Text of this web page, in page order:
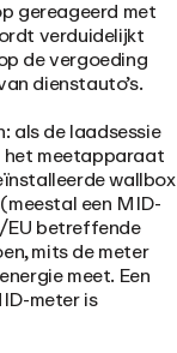
gereageerd met
verduidelijkt
de vergoeding
dienstauto’s.
als de laadsessie
meetapparaat
wallbox
een MID-
betreffende
mits de meter
meet. Een
meter is